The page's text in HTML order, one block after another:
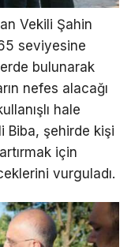
Vekili Şahin
seviyesine
bulunarak
nefes alacağı
hale
Biba, şehirde kişi
için
vurguladı.